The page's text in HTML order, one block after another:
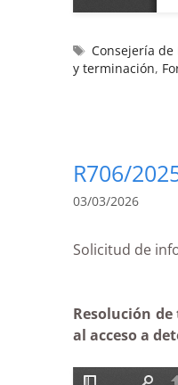
Consejería de
y terminación,
R706/
03/03/2026
Solicitud de
Resolución
al acceso a